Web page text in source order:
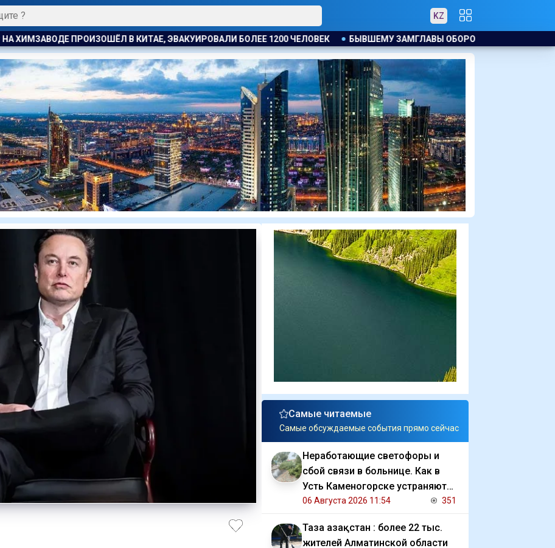
KZ
ЭВАКУИРОВАЛИ БОЛЕЕ 1200 ЧЕЛОВЕК БЫВШЕМУ ЗАМГЛАВЫ ОБОРОННОГО РЕГУЛЯТОРА КИТАЯ ВЫНЕСЛИ ПРИГОВОР ЗА
Самые читаемые
Самые обсуждаемые события прямо сейчас
Неработающие светофоры и
сбой связи в больнице. Как в
Усть Каменогорске устраняют
последствия ливня
06 Августа 2026 11:54 351
Таза Қазақстан : более 22 тыс.
жителей Алматинской области